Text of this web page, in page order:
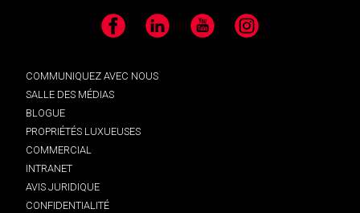
Facebook LinkedIn YouTube Instagram
COMMUNIQUEZ AVEC NOUS
SALLE DES MÉDIAS
BLOGUE
PROPRIÉTÉS LUXUEUSES
COMMERCIAL
INTRANET
AVIS JURIDIQUE
CONFIDENTIALITÉ